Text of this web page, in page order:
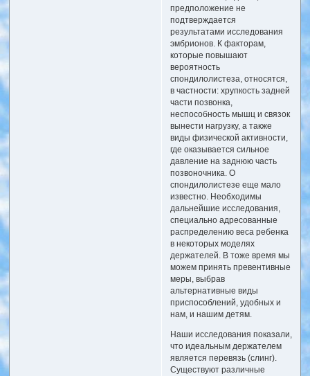
предположение не
подтверждается
результатами исследования
эмбрионов. К факторам,
которые повышают
вероятность
спондилолистеза, относятся,
в частности: хрупкость задней
части позвонка,
неспособность мышц и связок
вынести нагрузку, а также
виды физической активности,
где оказывается сильное
давление на заднюю часть
позвоночника. О
спондилолистезе еще мало
известно. Необходимы
дальнейшие исследования,
специально адресованные
распределению веса ребенка
в некоторых моделях
держателей. В тоже время мы
можем принять превентивные
меры, выбрав
альтернативные виды
приспособлений, удобных и
нам, и нашим детям.
Наши исследования показали,
что идеальным держателем
является перевязь (слинг).
Существуют различные